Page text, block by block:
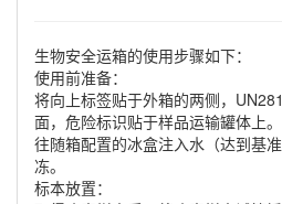
生物安全运箱的使用步骤如下‌：
‌使用前准备‌：
将向上标签贴于外箱的两侧，
面，危险标识贴于样品运输罐体上‌。
往随箱配置的冰盒注入水（达到基
冻‌。
‌标本放置‌：